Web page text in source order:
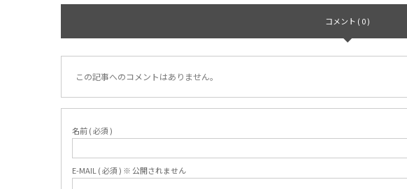
コメント ( 0 )
この記事へのコメントはありません。
名前 ( 必須 )
E-MAIL ( 必須 ) ※ 公開されません